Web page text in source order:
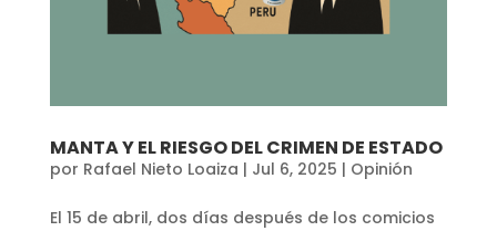
MANTA Y EL RIESGO DEL CRIMEN DE ESTADO
por Rafael Nieto Loaiza | Jul 6, 2025 | Opinión
El 15 de abril, dos días después de los comicios